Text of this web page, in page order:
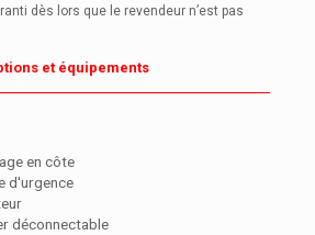
dès lors que le revendeur n’est pas
et équipements
en côte
d'urgence
déconnectable